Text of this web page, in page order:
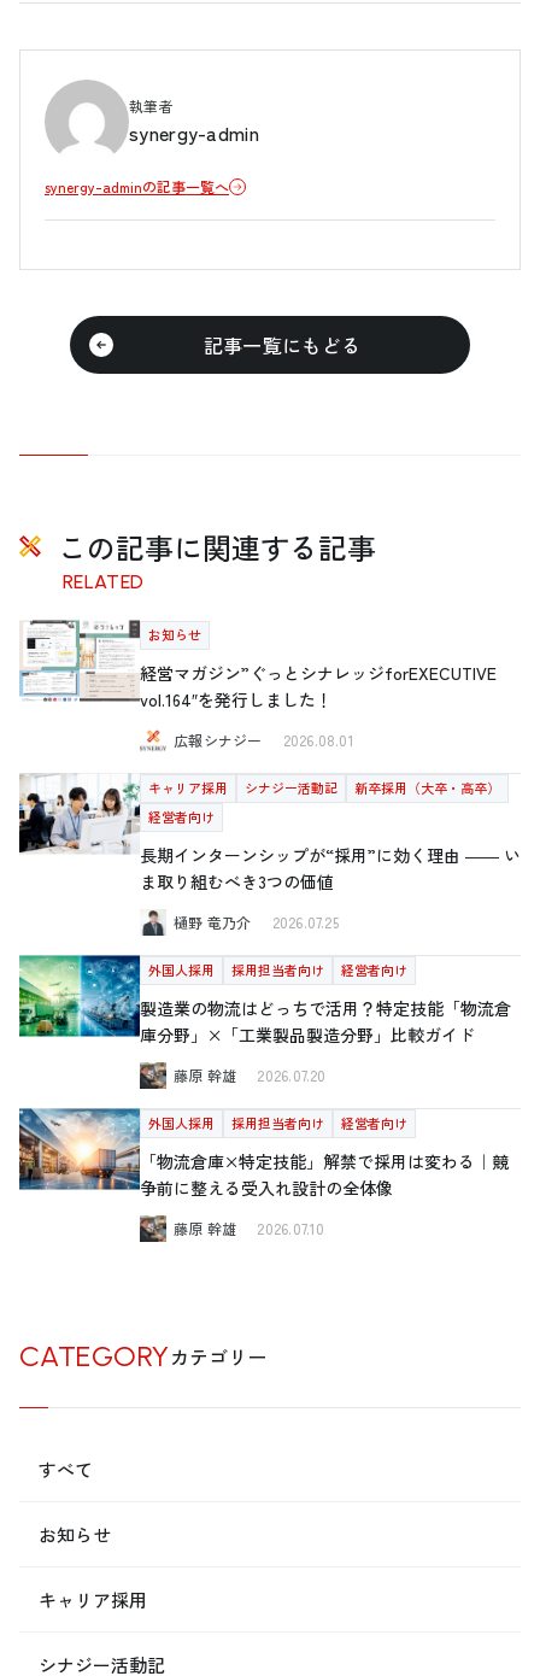
執筆者
synergy-admin
synergy-adminの記事一覧へ
記事一覧にもどる
この記事に関連する記事
RELATED
お知らせ
経営マガジン”ぐっとシナレッジforEXECUTIVE
vol.164″を発行しました！
広報シナジー 2026.08.01
キャリア採用 シナジー活動記
新卒採用（大卒・高卒）
経営者向け
長期インターンシップが“採用”に効く理由 ―― い
ま取り組むべき3つの価値
樋野 竜乃介 2026.07.25
外国人採用 採用担当者向け 経営者向け
製造業の物流はどっちで活用？特定技能「物流倉
庫分野」×「工業製品製造分野」比較ガイド
藤原 幹雄 2026.07.20
外国人採用 採用担当者向け 経営者向け
「物流倉庫×特定技能」解禁で採用は変わる｜競
争前に整える受入れ設計の全体像
藤原 幹雄 2026.07.10
CATEGORYカテゴリー
すべて
お知らせ
キャリア採用
シナジー活動記